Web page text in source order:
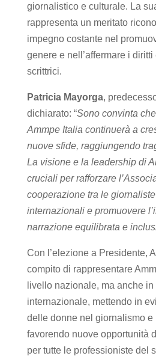
giornalistico e culturale. La
rappresenta un meritato
impegno costante nel
genere e nell’affermare i
scrittrici.
Patricia Mayorga,
dichiarato: “Sono convinta
Ammpe Italia continuerà a
nuove sfide, raggiungendo
La visione e la leadership di
cruciali per rafforzare
cooperazione tra le
internazionali e promuovere
narrazione equilibrata e
Con l’elezione a Presidente,
compito di rappresentare
livello nazionale, ma anche
internazionale, mettendo in
delle donne nel giornalismo e
favorendo nuove opportunità
per tutte le professioniste del